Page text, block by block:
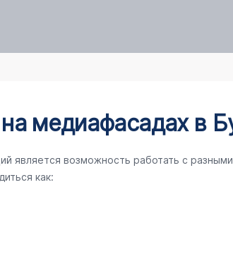
медиафасадах в
является возможность работать с
как: